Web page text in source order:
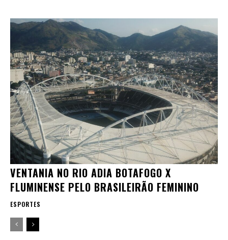
VENTANIA NO RIO ADIA BOTAFOGO X
FLUMINENSE PELO BRASILEIRÃO FEMININO
ESPORTES